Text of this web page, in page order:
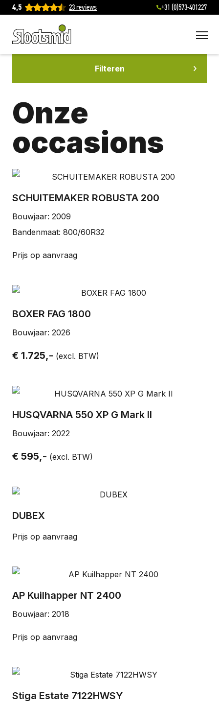
4,5 23 reviews +31 (0)573-401227
Filteren
Onze
occasions
SCHUITEMAKER ROBUSTA 200
Bouwjaar: 2009
Bandenmaat: 800/60R32
Prijs op aanvraag
BOXER FAG 1800
Bouwjaar: 2026
€ 1.725,- (excl. BTW)
HUSQVARNA 550 XP G Mark II
Bouwjaar: 2022
€ 595,- (excl. BTW)
DUBEX
Prijs op aanvraag
AP Kuilhapper NT 2400
Bouwjaar: 2018
Prijs op aanvraag
Stiga Estate 7122HWSY